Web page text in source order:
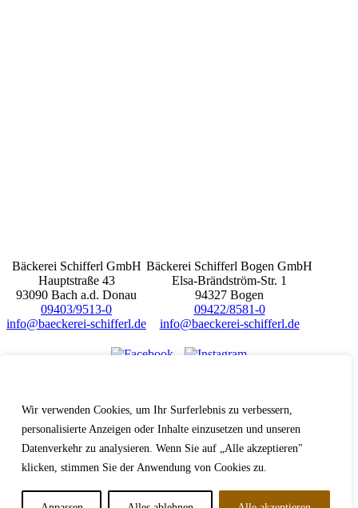
Wir verwenden Cookies, um Ihr Surferlebnis zu verbessern,
personalisierte Anzeigen oder Inhalte einzusetzen und unseren
Datenverkehr zu analysieren. Wenn Sie auf „Alle akzeptieren"
klicken, stimmen Sie der Anwendung von Cookies zu.
Bäckerei Schifferl GmbH
Hauptstraße 43
93090 Bach a.d. Donau
09403/9513-0
info@baeckerei-schifferl.de
Bäckerei Schifferl Bogen GmbH
Elsa-Brändström-Str. 1
94327 Bogen
09422/8581-0
info@baeckerei-schifferl.de
Erklärung zur Barrierefreiheit
Impressum
Datenschutz
Cookies